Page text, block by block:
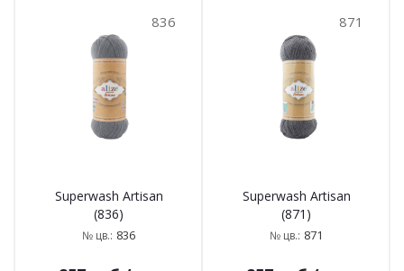
836
Superwash Artisan
(836)
№ цв.: 836
871
Superwash Artisan
(871)
№ цв.: 871